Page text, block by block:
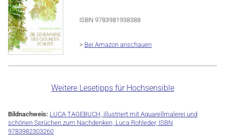
ISBN 9783981938388
> Bei Amazon anschauen
Weitere Lesetipps für Hochsensible
Bildnachweis: LUCA TAGEBUCH, illustriert mit Aquarellmalerei und
schönen Sprüchen zum Nachdenken, Luca Rohleder, ISBN
9783982303260